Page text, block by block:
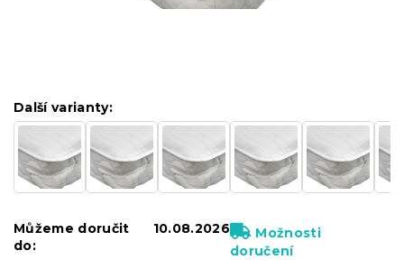
Další varianty:
Můžeme doručit
do:
10.08.2026
Možnosti
doručení